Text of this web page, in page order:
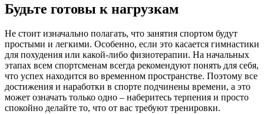
Будьте готовы к нагрузкам
Не стоит изначально полагать, что занятия спортом будут
простыми и легкими. Особенно, если это касается гимнастики
для похудения или какой-либо физиотерапии. На начальных
этапах всем спортсменам всегда рекомендуют понять для себя,
что успех находится во временном пространстве. Поэтому все
достижения и наработки в спорте подчинены времени, а это
может означать только одно – наберитесь терпения и просто
спокойно делайте то, что от вас требуют тренировки.